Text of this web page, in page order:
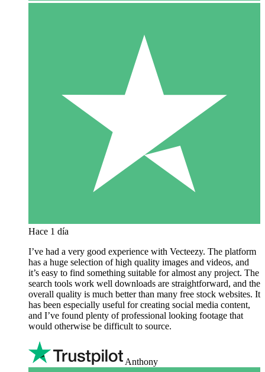
Hace 1 día
I’ve had a very good experience with Vecteezy. The platform
has a huge selection of high quality images and videos, and
it’s easy to find something suitable for almost any project. The
search tools work well downloads are straightforward, and the
overall quality is much better than many free stock websites. It
has been especially useful for creating social media content,
and I’ve found plenty of professional looking footage that
would otherwise be difficult to source.
Anthony